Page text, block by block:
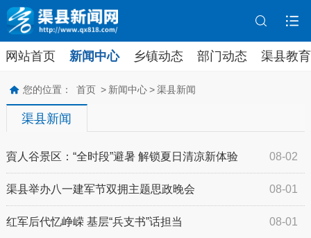
网站首页 新闻中心 乡镇动态 部门动态 渠县教育
您的位置： 首页 > 新闻中心 > 渠县新闻
渠县新闻
08-02
賨人谷景区：“全时段”避暑 解锁夏日清凉新体验
08-01
渠县举办八一建军节双拥主题思政晚会
08-01
红军后代忆峥嵘 基层“兵支书”话担当